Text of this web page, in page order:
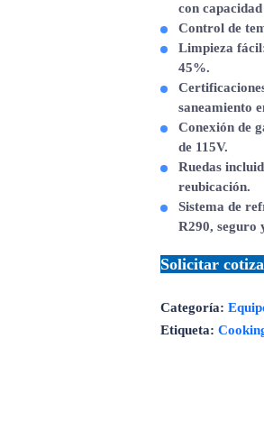
con
Control de
Limpieza fácil
45%.
saneamiento
Conexión de
de 115V.
Ruedas
reubicación.
Sistema de
R290, seguro
Solicitar
Categoría:
Etiqueta: